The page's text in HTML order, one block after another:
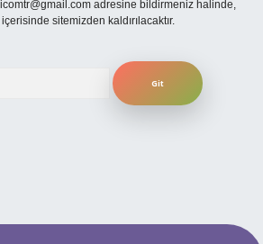
adresine bildirmeniz halinde,
sitemizden kaldırılacaktır.